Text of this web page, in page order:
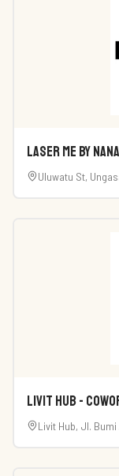
Laser Me by Nana
Uluwatu St,
Livit Hub -
Livit Hub, Jl.